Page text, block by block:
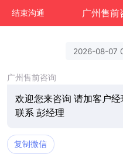
结束沟通 广州售前
2026-08-07
广州售前咨询
欢迎您来咨询 请加客户
联系 彭经理
复制微信